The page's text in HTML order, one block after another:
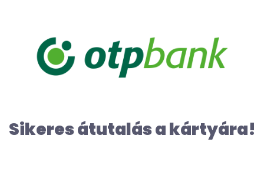
Sikeres átutalás a kártyára!